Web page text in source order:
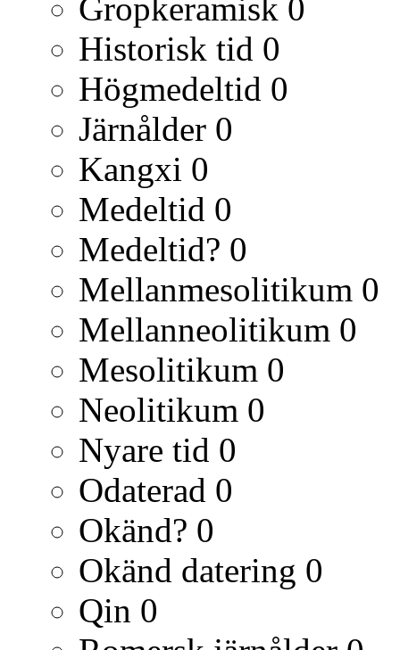
Gropkeramisk 0
Historisk tid 0
Högmedeltid 0
Järnålder 0
Kangxi 0
Medeltid 0
Medeltid? 0
Mellanmesolitikum 0
Mellanneolitikum 0
Mesolitikum 0
Neolitikum 0
Nyare tid 0
Odaterad 0
Okänd? 0
Okänd datering 0
Qin 0